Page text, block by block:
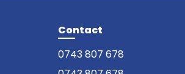
Contact
0743 807 678